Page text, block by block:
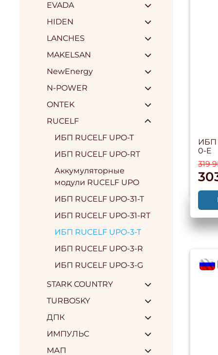
ИБП
0-E
319
EVADA
HIDEN
LANCHES
MAKELSAN
NewEnergy
N-POWER
ONTEK
RUCELF
ИБП RUCELF UPO-T
ИБП RUCELF UPO-RT
Аккумуляторные
модули RUCELF UPO
ИБП RUCELF UPO-31-T
ИБП RUCELF UPO-31-RT
ИБП RUCELF UPO-3-T
ИБП RUCELF UPO-3-R
ИБП RUCELF UPO-3-G
STARK COUNTRY
TURBOSKY
ДПК
ИМПУЛЬС
МАП